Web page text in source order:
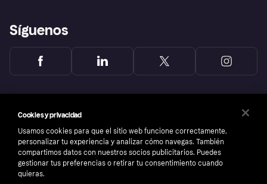
Síguenos
Cookies y privacidad
Usamos cookies para que el sitio web funcione correctamente,
personalizar tu experiencia y analizar cómo navegas. También
compartimos datos con nuestros socios publicitarios. Puedes
gestionar tus preferencias o retirar tu consentimiento cuando
quieras.